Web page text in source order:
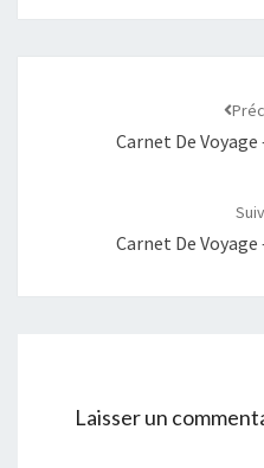
Carnet De
Carnet De
Laisser un